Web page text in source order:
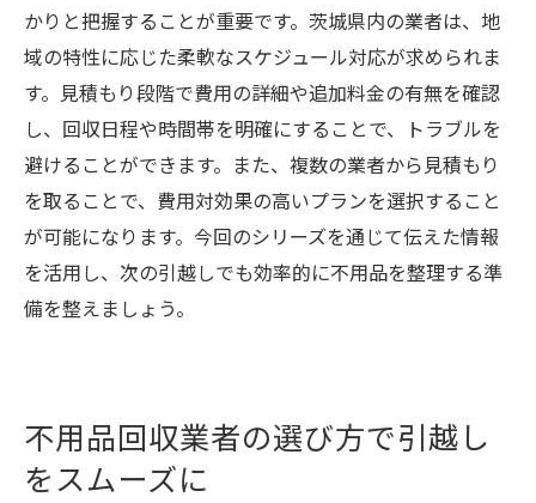
かりと把握することが重要です。茨城県内の業者は、地
域の特性に応じた柔軟なスケジュール対応が求められま
す。見積もり段階で費用の詳細や追加料金の有無を確認
し、回収日程や時間帯を明確にすることで、トラブルを
避けることができます。また、複数の業者から見積もり
を取ることで、費用対効果の高いプランを選択すること
が可能になります。今回のシリーズを通じて伝えた情報
を活用し、次の引越しでも効率的に不用品を整理する準
備を整えましょう。
不用品回収業者の選び方で引越し
をスムーズに